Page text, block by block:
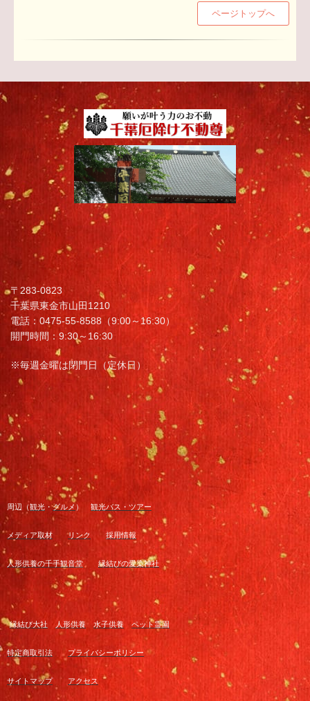
ページトップへ
〒283-0823
千葉県東金市山田1210
電話：0475-55-8588（9:00～16:30）
開門時間：9:30～16:30
※毎週金曜は閉門日（定休日）
周辺（観光 ・グルメ ） 観光バス・ツアー
メディア取材 リンク 採用情報
人形供養の千手観音堂 縁結びの愛染神社
縁結び大社 人形供養 水子供養 ペット霊園
特定商取引法 プライバシーポリシー
サイトマップ アクセス